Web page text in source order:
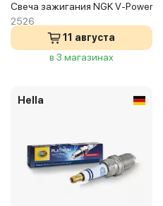
Свеча зажигания NGK V-Power
2526
11 августа
в 3 магазинах
Hella